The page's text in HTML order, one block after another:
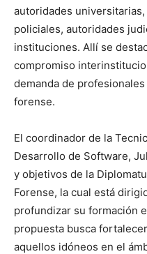
autoridades
policiales, autoridades
instituciones. Allí se
compromiso
demanda de
forense.
El coordinador de la
Desarrollo de Software,
y objetivos de la
Forense, la cual está
profundizar su formación
propuesta busca
aquellos idóneos en el